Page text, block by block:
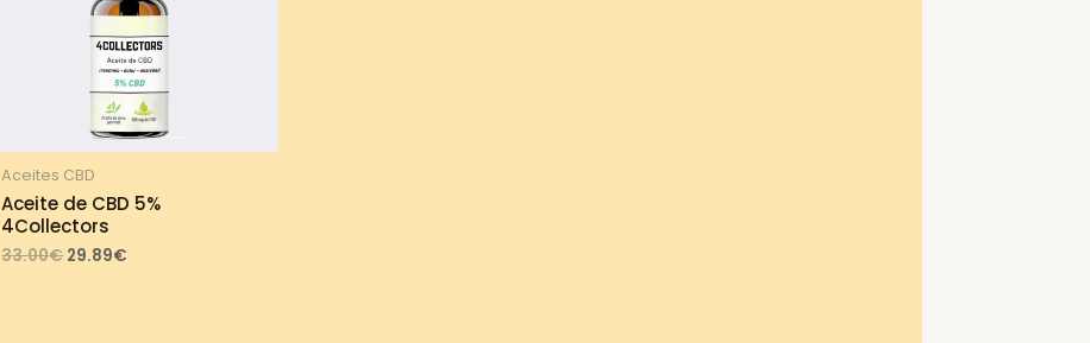
Aceites CBD
Aceite de CBD 5%
4Collectors
33.00€Original
29.89€